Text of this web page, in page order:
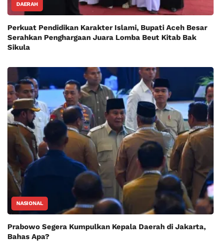
DAERAH
Perkuat Pendidikan Karakter Islami, Bupati Aceh Besar
Serahkan Penghargaan Juara Lomba Beut Kitab Bak
Sikula
NASIONAL
Prabowo Segera Kumpulkan Kepala Daerah di Jakarta,
Bahas Apa?